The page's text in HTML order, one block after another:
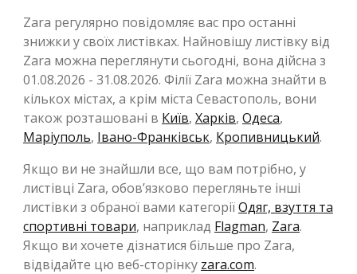
Zara регулярно повідомляє вас про останні
знижки у своїх листівках. Найновішу листівку від
Zara можна переглянути сьогодні, вона дійсна з
01.08.2026 - 31.08.2026. Філії Zara можна знайти в
кількох містах, а крім міста Севастополь, вони
також розташовані в Київ, Харків, Одеса,
Маріуполь, Івано-Франківськ, Кропивницький.
Якщо ви не знайшли все, що вам потрібно, у
листівці Zara, обов’язково перегляньте інші
листівки з обраної вами категоріїОдяг, взуття та
спортивні товари, наприклад Flagman, Zara.
Якщо ви хочете дізнатися більше про Zara,
відвідайте цю веб-сторінку zara.com.